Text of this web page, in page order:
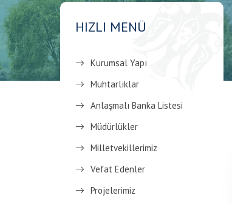
HIZLI MENÜ
Kurumsal Yapı
Muhtarlıklar
Anlaşmalı Banka Listesi
Müdürlükler
Milletvekillerimiz
Vefat Edenler
Projelerimiz